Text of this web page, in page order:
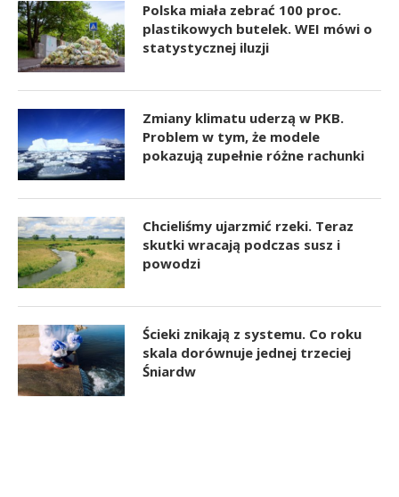
Polska miała zebrać 100 proc.
plastikowych butelek. WEI mówi o
statystycznej iluzji
Zmiany klimatu uderzą w PKB.
Problem w tym, że modele
pokazują zupełnie różne rachunki
Chcieliśmy ujarzmić rzeki. Teraz
skutki wracają podczas susz i
powodzi
Ścieki znikają z systemu. Co roku
skala dorównuje jednej trzeciej
Śniardw